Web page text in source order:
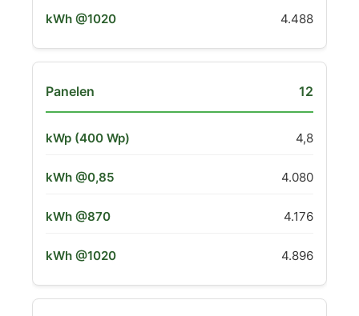
4.488
12
4,8
4.080
4.176
4.896